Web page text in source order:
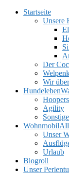
Startseite
Unsere
Der
Wir
Hundeleben
Hoopers
Agility
Wohnmobil
Unser
Urlaub
Blogroll
Unser